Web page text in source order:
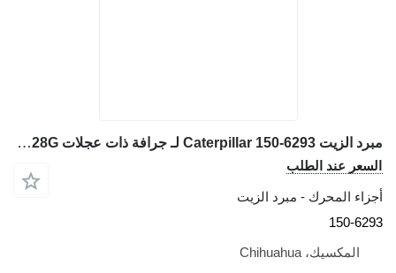
مبرد الزيت Caterpillar 150-6293 لـ جرافة ذات عجلات Caterpillar 928G
السعر عند الطلب
أجزاء المحرك - مبرد الزيت
150-6293
المكسيك، Chihuahua